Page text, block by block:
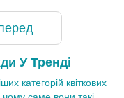
У Тренді
категорій квіткових